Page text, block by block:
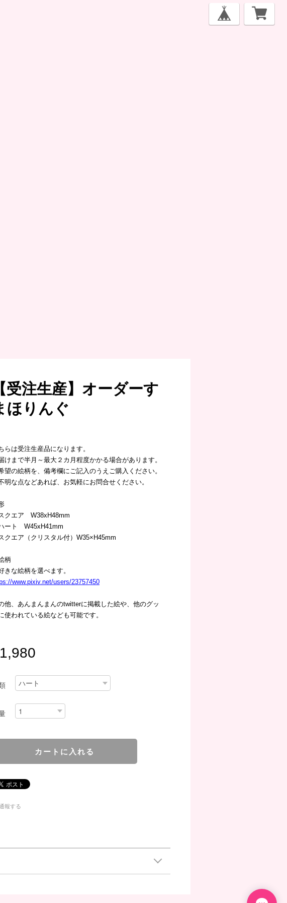
【受注生産】オーダーす
ほりんぐ
らは受注生産品になります。
けまで半月～最大２カ月程度かかる場合があります。
望の絵柄を、備考欄にご記入のうえご購入ください。
明な点などあれば、お気軽にお問合せください。
クエア W38xH48mm
ート W45xH41mm
クエア（クリスタル付）W35×H45mm
柄
きな絵柄を選べます。
www.pixiv.net/users/23757450
他、あんまんまんのtwitterに掲載した絵や、他のグッ
使われている絵なども可能です。
通報する